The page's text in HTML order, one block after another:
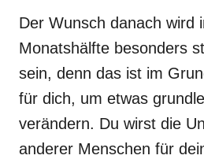
Der Wunsch danach wird
Monatshälfte besonders
sein, denn das ist im
für dich, um etwas
verändern. Du wirst die
anderer Menschen für